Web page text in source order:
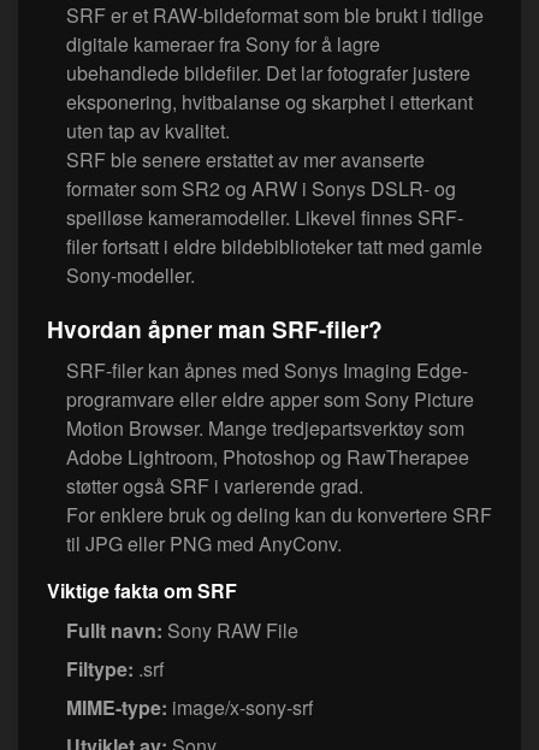
SRF er et RAW-bildeformat som ble brukt i tidlige
digitale kameraer fra Sony for å lagre
ubehandlede bildefiler. Det lar fotografer justere
eksponering, hvitbalanse og skarphet i etterkant
uten tap av kvalitet.
SRF ble senere erstattet av mer avanserte
formater som SR2 og ARW i Sonys DSLR- og
speilløse kameramodeller. Likevel finnes SRF-
filer fortsatt i eldre bildebiblioteker tatt med gamle
Sony-modeller.
Hvordan åpner man SRF-filer?
SRF-filer kan åpnes med Sonys Imaging Edge-
programvare eller eldre apper som Sony Picture
Motion Browser. Mange tredjepartsverktøy som
Adobe Lightroom, Photoshop og RawTherapee
støtter også SRF i varierende grad.
For enklere bruk og deling kan du konvertere SRF
til JPG eller PNG med AnyConv.
Viktige fakta om SRF
Fullt navn: Sony RAW File
Filtype: .srf
MIME-type: image/x-sony-srf